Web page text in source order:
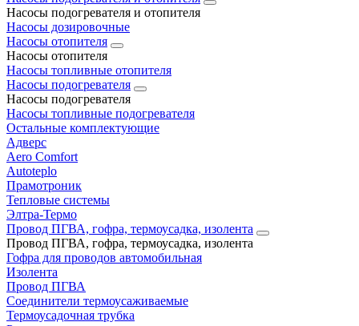
Насосы подогревателя и отопителя
Насосы дозировочные
Насосы отопителя
Насосы отопителя
Насосы топливные отопителя
Насосы подогревателя
Насосы подогревателя
Насосы топливные подогревателя
Остальные комплектующие
Адверс
Aero Comfort
Autoteplo
Прамотроник
Тепловые системы
Элтра-Термо
Провод ПГВА, гофра, термоусадка, изолента
Провод ПГВА, гофра, термоусадка, изолента
Гофра для проводов автомобильная
Изолента
Провод ПГВА
Соединители термоусаживаемые
Термоусадочная трубка